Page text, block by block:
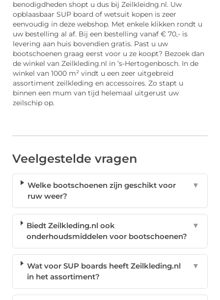
benodigdheden shopt u dus bij Zeilkleidng.nl. Uw
opblaasbaar SUP board of wetsuit kopen is zeer
eenvoudig in deze webshop. Met enkele klikken rondt u
uw bestelling al af. Bij een bestelling vanaf € 70,- is
levering aan huis bovendien gratis. Past u uw
bootschoenen graag eerst voor u ze koopt? Bezoek dan
de winkel van Zeilkleding.nl in ’s-Hertogenbosch. In de
winkel van 1000 m² vindt u een zeer uitgebreid
assortiment zeilkleding en accessoires. Zo stapt u
binnen een mum van tijd helemaal uitgerust uw
zeilschip op.
Veelgestelde vragen
Welke bootschoenen zijn geschikt voor
ruw weer?
▼
Biedt Zeilkleding.nl ook
onderhoudsmiddelen voor bootschoenen?
▼
Wat voor SUP boards heeft Zeilkleding.nl
in het assortiment?
▼